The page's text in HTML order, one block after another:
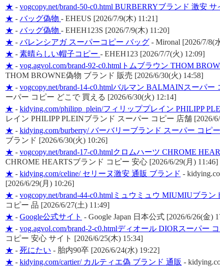
★ - vogcopy.net/brand-50-c0.html BURBERRYブランド 激安 サ
★ - バッグ偽物 - EHEUS [2026/7/9(木) 11:21]
★ - バッグ偽物 - EHEH123S [2026/7/9(木) 11:20]
★ - バレンシアガ スーパーコピー バッグ - Mironal [2026/7/8(
★ - 素晴らしい帽子コピー - EHEH123 [2026/7/7(火) 12:09]
★ - vog.agvol.com/brand-92-c0.htmlトムブラウン THOM
THOM BROWNE偽物 ブランド 販売 [2026/6/30(火) 14:58]
★ - vogcopy.net/brand-14-c0.htmlバルマン BALMAINスーパー
ーパー コピー どこで 買える [2026/6/30(火) 12:14]
★ - kidying.com/philipp_plein/フィリッププレイン PHILIPP
レイン PHILIPP PLEINブランド スーパー コピー 店舗 [2026/
★ - kidying.com/burberry/ バーバリーブランド スーパー コピ
ブランド [2026/6/30(火) 10:26]
★ - vogcopy.net/brand-17-c0.htmlクロムハーツ CHROME
CHROME HEARTSブランド コピー 安心 [2026/6/29(月) 11:46]
★ - kidying.com/celine/ セリーヌ激安 通販 ブランド -
[2026/6/29(月) 10:26]
★ - vogcopy.net/brand-44-c0.htmlミュウミュウ MIUMIUブラン
コピー 品 [2026/6/27(土) 11:49]
★ - Google公式サイト - Google Japan 日本公式 [2026/6/26(金)
★ - vog.agvol.com/brand-2-c0.htmlディオール DIORスーパー
コピー 安心 サイト [2026/6/25(木) 15:34]
★ - 死にたい - 胎内90卒 [2026/6/24(水) 19:22]
★ - kidying.com/cartier/ カルティエ偽 ブランド 通販 -